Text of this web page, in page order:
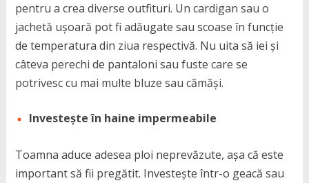
pentru a crea diverse outfituri. Un cardigan sau o
jachetă ușoară pot fi adăugate sau scoase în funcție
de temperatura din ziua respectivă. Nu uita să iei și
câteva perechi de pantaloni sau fuste care se
potrivesc cu mai multe bluze sau cămăși.
Investește în haine impermeabile
Toamna aduce adesea ploi neprevăzute, așa că este
important să fii pregătit. Investește într-o geacă sau